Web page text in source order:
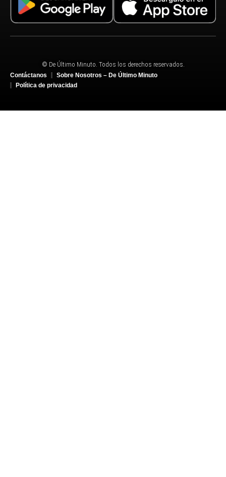
© De Último Minuto. Todos los derechos reservados.
Contáctanos
Sobre Nosotros – De Último Minuto
Política de privacidad